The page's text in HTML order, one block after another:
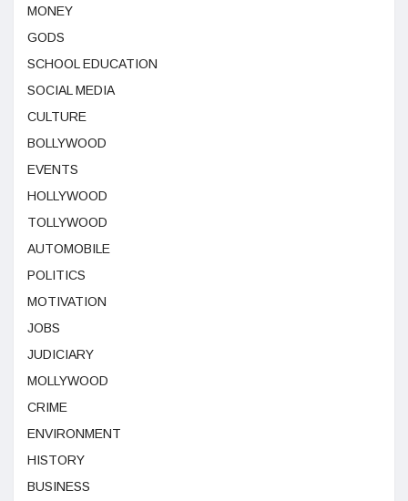
MONEY
GODS
SCHOOL EDUCATION
SOCIAL MEDIA
CULTURE
BOLLYWOOD
EVENTS
HOLLYWOOD
TOLLYWOOD
AUTOMOBILE
POLITICS
MOTIVATION
JOBS
JUDICIARY
MOLLYWOOD
CRIME
ENVIRONMENT
HISTORY
BUSINESS